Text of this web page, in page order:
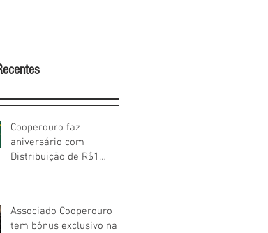
Cooperouro faz
aniversário com
Distribuição de R$1
Associado Cooperouro
tem bônus exclusivo na